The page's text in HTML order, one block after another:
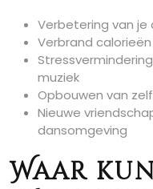
Verbetering van
Verbrand
muziek
Opbouwen van
Nieuwe
dansomgeving
Waar